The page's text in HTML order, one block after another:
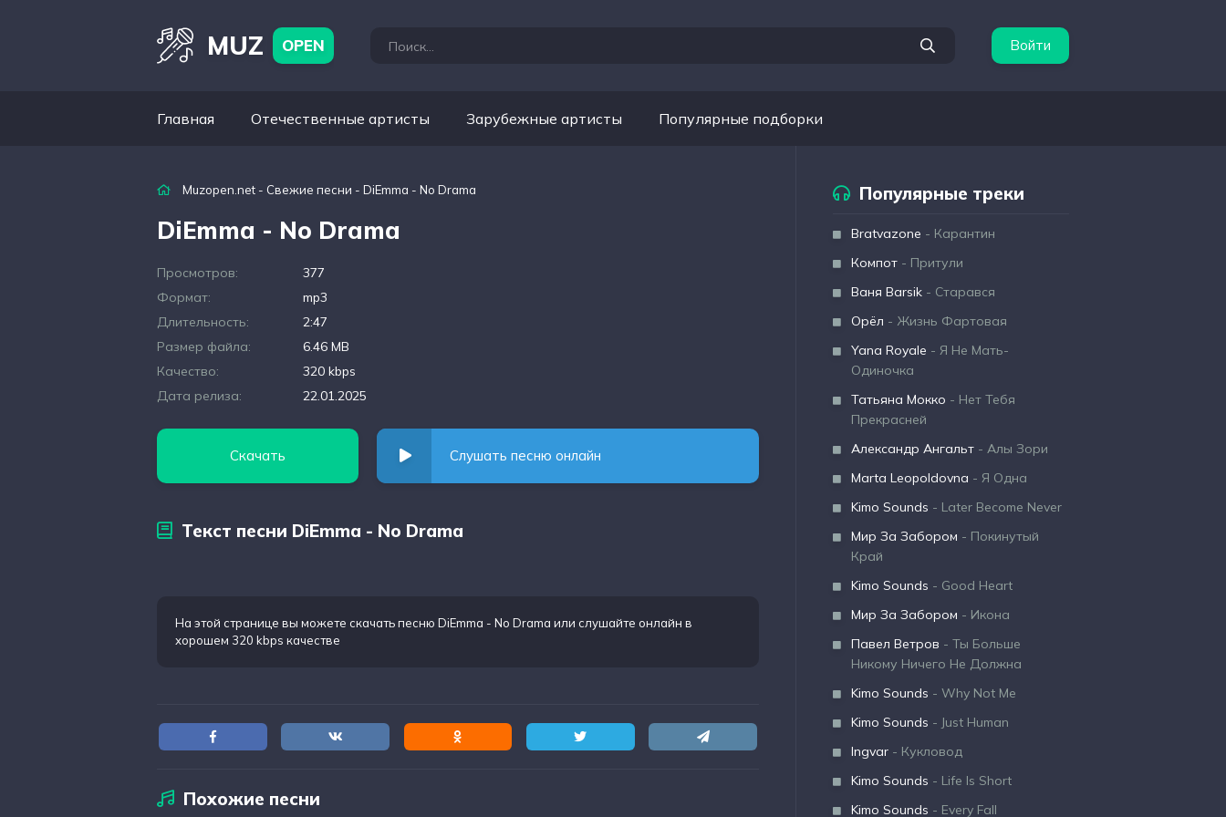
MUZ OPEN Войти
Главная Отечественные артисты Зарубежные артисты Популярные подборки
Muzopen.net - Свежие песни - DiEmma - No Drama
DiEmma - No Drama
Просмотров:
377
Формат:
mp3
Длительность:
2:47
Размер файла:
6.46 MB
Качество:
320 kbps
Дата релиза:
22.01.2025
Скачать Слушать песню онлайн
Текст песни DiEmma - No Drama
На этой странице вы можете скачать песню DiEmma - No Drama или слушайте онлайн в
хорошем 320 kbps качестве
Похожие песни
Популярные треки
Bratvazone - Карантин
Компот - Притули
Ваня Barsik - Старався
Орёл - Жизнь Фартовая
Yana Royale - Я Не Мать-
Одиночка
Татьяна Мокко - Нет Тебя
Прекрасней
Александр Ангальт - Алы Зори
Marta Leopoldovna - Я Одна
Kimo Sounds - Later Become Never
Мир За Забором - Покинутый
Край
Kimo Sounds - Good Heart
Мир За Забором - Икона
Павел Ветров - Ты Больше
Никому Ничего Не Должна
Kimo Sounds - Why Not Me
Kimo Sounds - Just Human
Ingvar - Кукловод
Kimo Sounds - Life Is Short
Kimo Sounds - Every Fall